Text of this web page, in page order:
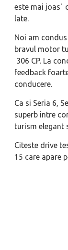
este mai joas`
late.
Noi am
bravul motor
306 CP. La
feedback
conducere.
Ca si Seria 6,
superb intre
turism elegant
Citeste drive
15 care apare